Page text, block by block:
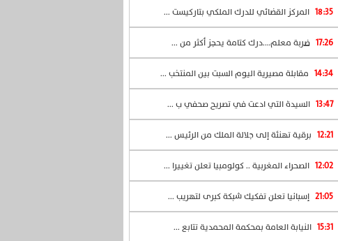
18:35 المركز القضائي للدرك الملكي بتاركيست ...
17:26 ضربة معلم….درك كتامة يحجز أكثر من ...
14:34 مقابلة مصيرية اليوم السبت بين المنتخب ...
13:47 السيدة التي ادعت في تصريح صحفي ب ...
12:21 برقية تهنئة إلى جلالة الملك من الرئيس ...
12:02 الصحراء المغربية .. كولومبيا تعلن تغييرا ...
21:05 إسبانيا تعلن تفكيك شبكة كبرى لتهريب ...
15:31 النيابة العامة بمحكمة المحمدية تتابع ...